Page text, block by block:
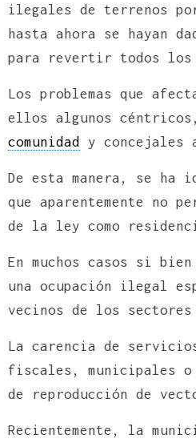
ilegales de terrenos
hasta ahora se hayan
para revertir todos los
Los problemas que
ellos algunos céntricos,
comunidad y concejales
De esta manera, se ha
que aparentemente no
de la ley como
En muchos casos si
una ocupación ilegal
vecinos de los
La carencia de
fiscales, municipales o
de reproducción de
Recientemente, la